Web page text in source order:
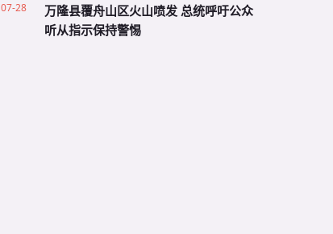
07-28
万隆县覆舟山区火山喷发 总统呼吁公众
听从指示保持警惕